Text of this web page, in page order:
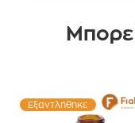
Εξαντλήθηκε